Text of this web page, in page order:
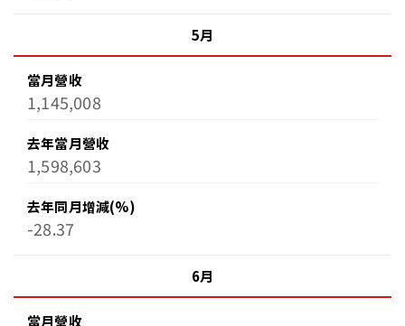
5月
當月營收
1,145,008
去年當月營收
1,598,603
去年同月增減(%)
-28.37
6月
當月營收